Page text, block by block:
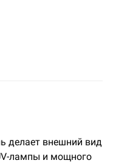
делает внешний вид
лампы и мощного